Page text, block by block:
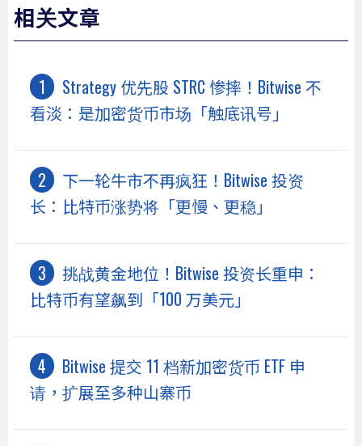
相关文章
Strategy 优先股 STRC 惨摔！Bitwise 不
看淡：是加密货币市场「触底讯号」
下一轮牛市不再疯狂！Bitwise 投资
长：比特币涨势将「更慢、更稳」
挑战黄金地位！Bitwise 投资长重申：
比特币有望飙到「100 万美元」
Bitwise 提交 11 档新加密货币 ETF 申
请，扩展至多种山寨币